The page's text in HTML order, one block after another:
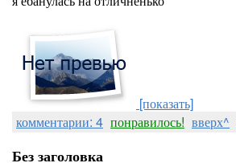
[показать]
комментарии: 4 понравилось! вверх^
Без заголовка